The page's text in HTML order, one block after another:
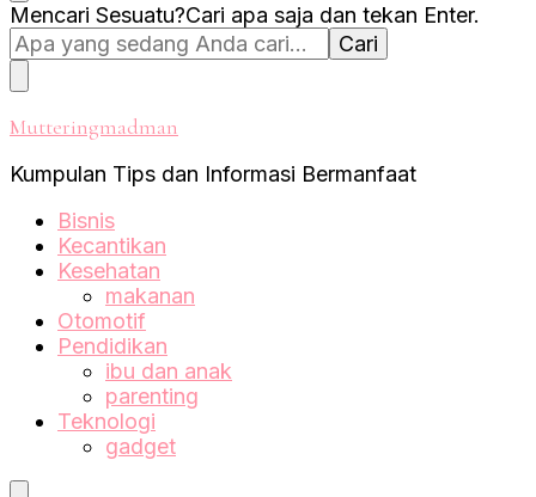
Mencari Sesuatu?Cari apa saja dan tekan Enter.
Mutteringmadman
Kumpulan Tips dan Informasi Bermanfaat
Bisnis
Kecantikan
Kesehatan
makanan
Otomotif
Pendidikan
ibu dan anak
parenting
Teknologi
gadget